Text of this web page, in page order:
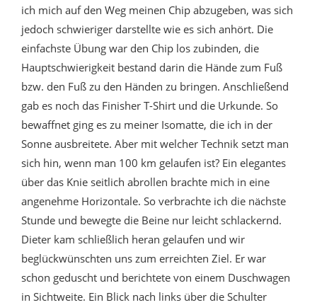
ich mich auf den Weg meinen Chip abzugeben, was sich
jedoch schwieriger darstellte wie es sich anhört. Die
einfachste Übung war den Chip los zubinden, die
Hauptschwierigkeit bestand darin die Hände zum Fuß
bzw. den Fuß zu den Händen zu bringen. Anschließend
gab es noch das Finisher T-Shirt und die Urkunde. So
bewaffnet ging es zu meiner Isomatte, die ich in der
Sonne ausbreitete. Aber mit welcher Technik setzt man
sich hin, wenn man 100 km gelaufen ist? Ein elegantes
über das Knie seitlich abrollen brachte mich in eine
angenehme Horizontale. So verbrachte ich die nächste
Stunde und bewegte die Beine nur leicht schlackernd.
Dieter kam schließlich heran gelaufen und wir
beglückwünschten uns zum erreichten Ziel. Er war
schon geduscht und berichtete von einem Duschwagen
in Sichtweite. Ein Blick nach links über die Schulter